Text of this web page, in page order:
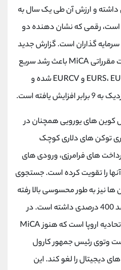
داشته و ارزش آن طی یک سال به
رسیده است، رقمی که نشان دهنده دو
سرمایه گذاران است. گزارش جدید
Decta نشان می دهد شفافیت مقرراتی MiCA باعث رشد سریع
استیبل کوین هایی مانند EURS، EURC و EURCV شده و
یافته است.
کوین های یورویی همچنان در
میلیارد دلاری توکن های دلاری کوچک
های فرامرزی، ورودی های
آنها را تقویت کرده است. جستجوی
ها نیز به طور محسوسی بالا رفته
و در کشورهایی مثل فنلاند رشد 400 درصدی داشته است. در
این میان، لهستان تنها کشور اتحادیه اروپا است که هنوز MiCA
وتوی رئیس جمهور کارول
دیجیتال را لغو کند. این
90001030
@alireza.mehrabii
@alirezamehrabi_com